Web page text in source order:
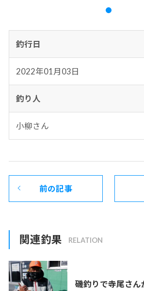
釣行日
2022年01月03日
釣り人
小柳さん
前の記事
関連釣果
磯釣りで寺尾さん